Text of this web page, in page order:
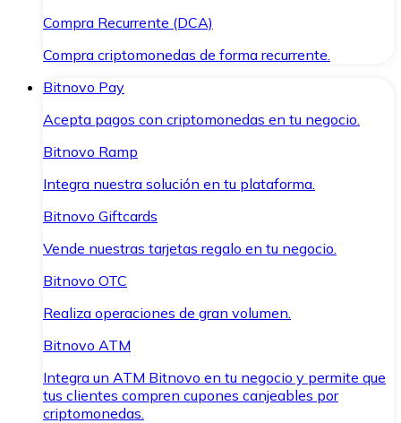
Compra Recurrente (DCA)
Compra criptomonedas de forma recurrente.
Bitnovo Pay
Acepta pagos con criptomonedas en tu negocio.
Bitnovo Ramp
Integra nuestra solución en tu plataforma.
Bitnovo Giftcards
Vende nuestras tarjetas regalo en tu negocio.
Bitnovo OTC
Realiza operaciones de gran volumen.
Bitnovo ATM
Integra un ATM Bitnovo en tu negocio y permite que
tus clientes compren cupones canjeables por
criptomonedas.